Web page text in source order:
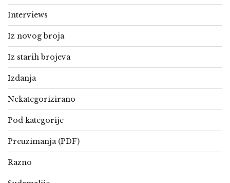
Interviews
Iz novog broja
Iz starih brojeva
Izdanja
Nekategorizirano
Pod kategorije
Preuzimanja (PDF)
Razno